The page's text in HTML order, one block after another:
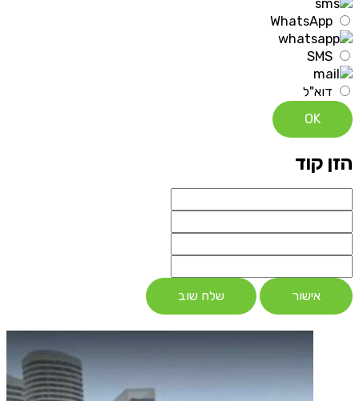
WhatsApp
SMS
דוא"ל
OK
הזן קוד
אישור שלח שוב